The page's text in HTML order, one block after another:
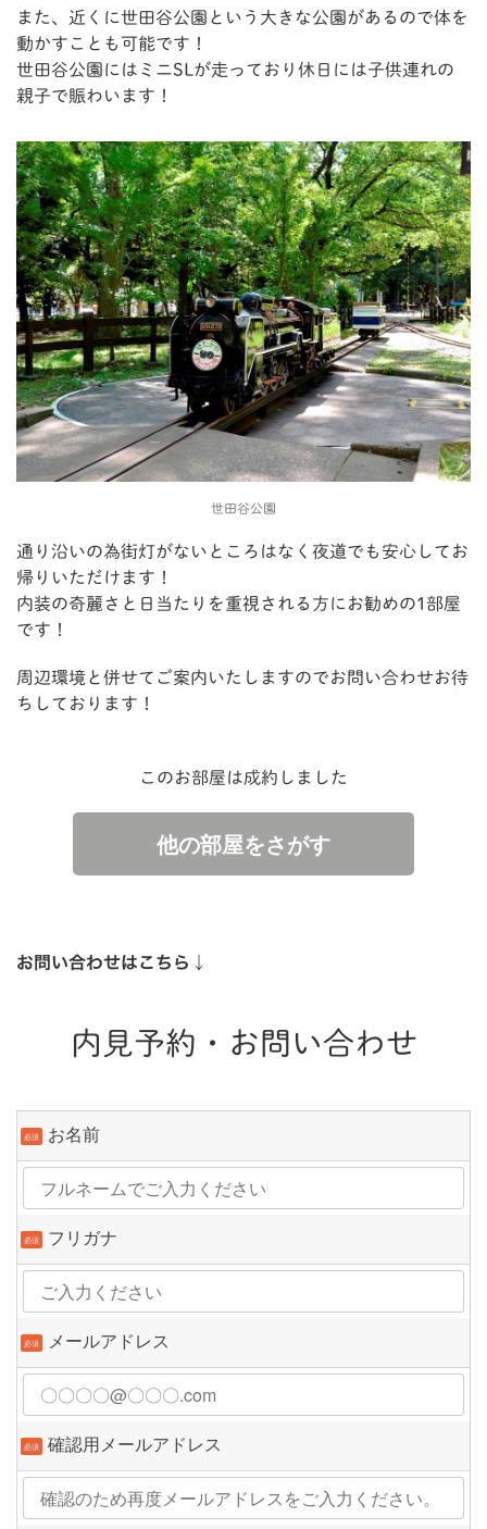
また、近くに世田谷公園という大きな公園があるので体を
動かすことも可能です！
世田谷公園にはミニSLが走っており休日には子供連れの
親子で賑わいます！
世田谷公園
通り沿いの為街灯がないところはなく夜道でも安心してお
帰りいただけます！
内装の奇麗さと日当たりを重視される方にお勧めの1部屋
です！
周辺環境と併せてご案内いたしますのでお問い合わせお待
ちしております！
このお部屋は成約しました
他の部屋をさがす
お問い合わせはこちら↓
内見予約・お問い合わせ
必須 お名前
必須 フリガナ
必須 メールアドレス
必須 確認用メールアドレス